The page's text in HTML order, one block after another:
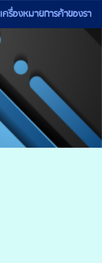
เครื่องหมายการค้าของรา